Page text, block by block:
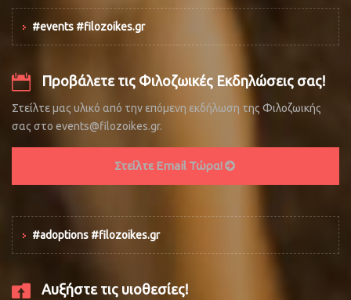
#events #filozoikes.gr
Προβάλετε τις Φιλοζωικές Εκδηλώσεις σας!
Στείλτε μας υλικό από την επόμενη εκδήλωση της Φιλοζωικής
σας στο events@filozoikes.gr.
Στείλτε Email Τώρα!
#adoptions #filozoikes.gr
Αυξήστε τις υιοθεσίες!